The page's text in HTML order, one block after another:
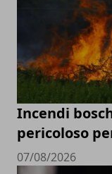
Incendi
pericoloso
07/08/2026